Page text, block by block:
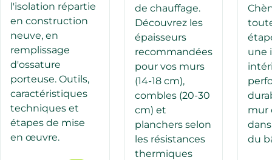
l'isolation répartie
en construction
neuve, en
remplissage
d'ossature
porteuse. Outils,
caractéristiques
techniques et
étapes de mise
en œuvre.
de chauffage.
Découvrez les
épaisseurs
recommandées
pour vos murs
(14-18 cm),
combles (20-30
cm) et
planchers selon
les résistances
thermiques
une
mur
du